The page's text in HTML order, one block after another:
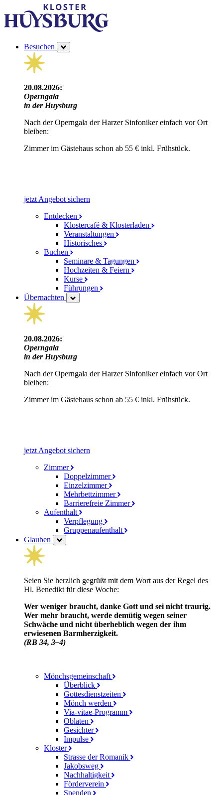
Besuchen
20.08.2026:
Operngala
in der Huysburg
Nach der Operngala der Harzer Sinfoniker einfach vor Ort
bleiben:
Zimmer im Gästehaus schon ab 55 € inkl. Frühstück.
jetzt Angebot sichern
Entdecken
Klostercafé & Klosterladen
Veranstaltungen
Historisches
Buchen
Seminare & Tagungen
Hochzeiten & Feiern
Kurse
Führungen
Übernachten
20.08.2026:
Operngala
in der Huysburg
Nach der Operngala der Harzer Sinfoniker einfach vor Ort
bleiben:
Zimmer im Gästehaus schon ab 55 € inkl. Frühstück.
jetzt Angebot sichern
Zimmer
Doppelzimmer
Einzelzimmer
Mehrbettzimmer
Barrierefreie Zimmer
Aufenthalt
Verpflegung
Gruppenaufenthalt
Glauben
Seien Sie herzlich gegrüßt mit dem Wort aus der Regel des
Hl. Benedikt für diese Woche:
Wer weniger braucht, danke Gott und sei nicht traurig.
Wer mehr braucht, werde demütig wegen seiner
Schwäche und nicht über­heblich wegen der ihm
erwiesenen Barm­herzig­keit.
(RB 34, 3–4)
Mönchsgemeinschaft
Überblick
Gottesdienstzeiten
Mönch werden
Via-vitae-Programm
Oblaten
Gesichter
Impulse
Kloster
Strasse der Romanik
Jakobsweg
Nachhaltigkeit
Förderverein
Spenden